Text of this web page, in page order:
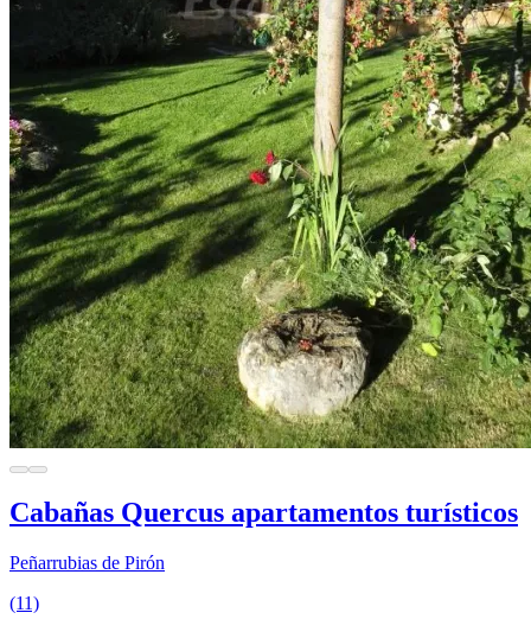
Cabañas Quercus apartamentos turísticos
Peñarrubias de Pirón
(11)